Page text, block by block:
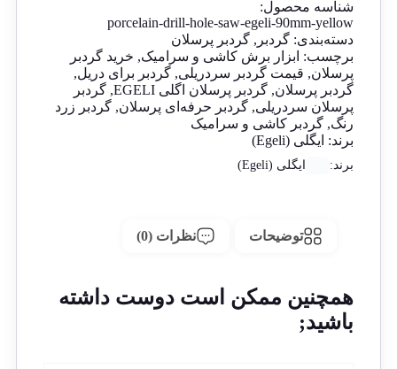
شناسه محصول:
porcelain-drill-hole-saw-egeli-90mm-yellow
دسته‌بندی: گردبر , گردبر پرسلان
برچسب: ابزار برش کاشی و سرامیک, خرید گردبر
پرسلان, قیمت گردبر سردریلی, گردبر برای دریل,
گردبر پرسلان, گردبر پرسلان اگلی EGELI , گردبر
پرسلان سردریلی, گردبر حرفه‌ای پرسلان, گردبر زرد
رنگ, گردبر کاشی و سرامیک
برند: ایگلی (Egeli)
برند: ایگلی (Egeli)
توضیحات نظرات (0)
همچنین ممکن است دوست داشته
باشید;